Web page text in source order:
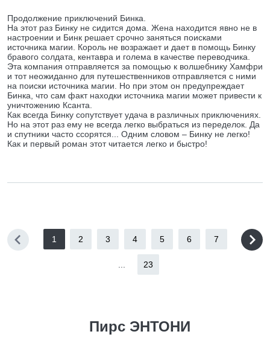
Продолжение приключений Бинка.
На этот раз Бинку не сидится дома. Жена находится явно не в
настроении и Бинк решает срочно заняться поисками
источника магии. Король не возражает и дает в помощь Бинку
бравого солдата, кентавра и голема в качестве переводчика.
Эта компания отправляется за помощью к волшебнику Хамфри
и тот неожиданно для путешественников отправляется с ними
на поиски источника магии. Но при этом он предупреждает
Бинка, что сам факт находки источника магии может привести к
уничтожению Ксанта.
Как всегда Бинку сопутствует удача в различных приключениях.
Но на этот раз ему не всегда легко выбраться из переделок. Да
и спутники часто ссорятся... Одним словом – Бинку не легко!
Как и первый роман этот читается легко и быстро!
1 2 3 4 5 6 7
23
Пирс ЭНТОНИ